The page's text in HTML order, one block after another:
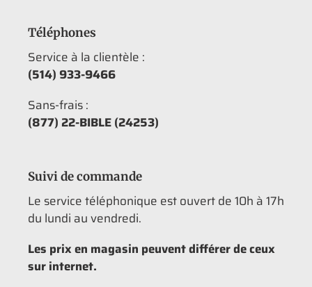
Téléphones
Service à la clientèle :
(514) 933-9466
Sans-frais :
(877) 22-BIBLE (24253)
Suivi de commande
Le service téléphonique est ouvert de 10h à 17h
du lundi au vendredi.
Les prix en magasin peuvent différer de ceux
sur internet.